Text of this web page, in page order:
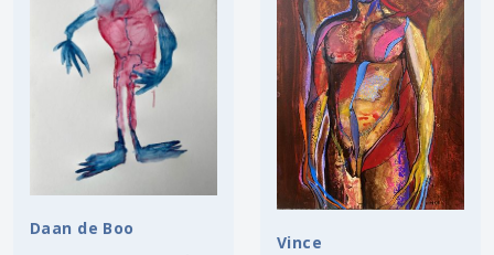
Daan de Boo
Vince